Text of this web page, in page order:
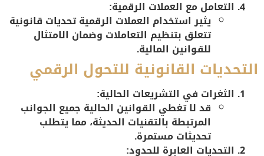
التعامل مع العملات الرقمية:
يثير استخدام العملات الرقمية تحديات قانونية
تتعلق بتنظيم التعاملات وضمان الامتثال
للقوانين المالية.
التحديات القانونية للتحول الرقمي
الثغرات في التشريعات الحالية:
قد لا تغطي القوانين الحالية جميع الجوانب
المرتبطة بالتقنيات الحديثة، مما يتطلب
تحديثات مستمرة.
التحديات العابرة للحدود: